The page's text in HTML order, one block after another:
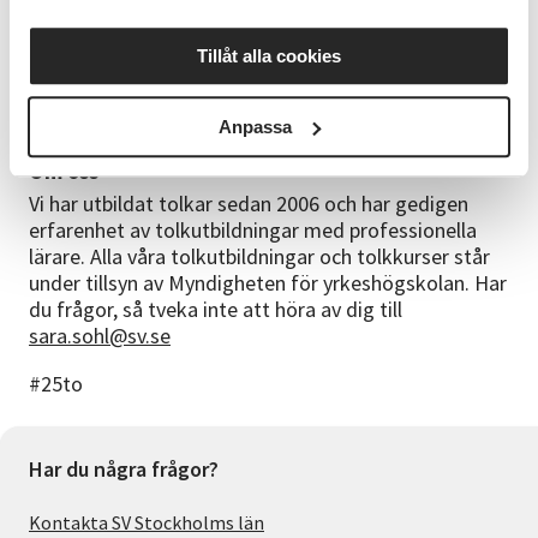
Tillåt alla cookies
Anpassa
Som huvudregel för denna kurs använder vi principen
anmälningsdatum, men med följande
prioriteringsordning. 1. Auktoriserade tolkar 2.
Grundutbildade tolkar 3. Övriga tolkar
Om oss
Vi har utbildat tolkar sedan 2006 och har gedigen
erfarenhet av tolkutbildningar med professionella
lärare. Alla våra tolkutbildningar och tolkkurser står
under tillsyn av Myndigheten för yrkeshögskolan. Har
du frågor, så tveka inte att höra av dig till
sara.sohl@sv.se
#25to
Har du några frågor?
Kontakta SV Stockholms län